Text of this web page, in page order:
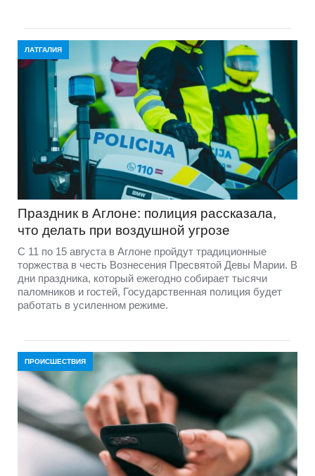
ЛАТГАЛИЯ
Праздник в Аглоне: полиция рассказала,
что делать при воздушной угрозе
С 11 по 15 августа в Аглоне пройдут традиционные
торжества в честь Вознесения Пресвятой Девы Марии. В
дни праздника, который ежегодно собирает тысячи
паломников и гостей, Государственная полиция будет
работать в усиленном режиме.
ПРОИСШЕСТВИЯ